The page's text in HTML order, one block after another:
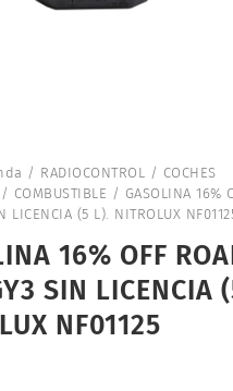
/ RADIOCONTROL / COCHES
/ COMBUSTIBLE / GASOLINA 16%
LICENCIA (5 L). NITROLUX
16% OFF
SIN LICENCIA
NF01125